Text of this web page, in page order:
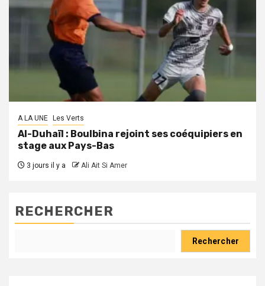
A LA UNE Les Verts
Al-Duhaïl : Boulbina rejoint ses coéquipiers en
stage aux Pays-Bas
3 jours il y a Ali Ait Si Amer
RECHERCHER
Rechercher